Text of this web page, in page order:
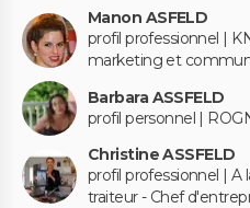
Manon ASFELD
profil professionnel |
marketing et
Barbara ASSFELD
profil personnel |
Christine ASSFELD
profil professionnel | A
traiteur - Chef